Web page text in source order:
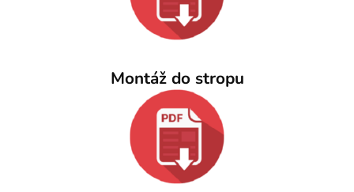
Montáž do stropu